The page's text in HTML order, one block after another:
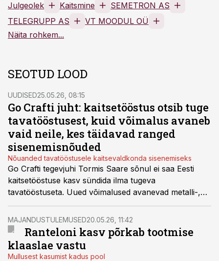
Julgeolek
Kaitsmine
SEMETRON AS
TELEGRUPP AS
VT MOODUL OÜ
Näita rohkem...
SEOTUD LOOD
UUDISED25.05.26, 08:15
Go Crafti juht: kaitsetööstus otsib tuge
tavatööstusest, kuid võimalus avaneb
vaid neile, kes täidavad ranged
sisenemisnõuded
Nõuanded tavatööstusele kaitsevaldkonda sisenemiseks
Go Crafti tegevjuhi Tormis Saare sõnul ei saa Eesti
kaitsetööstuse kasv sündida ilma tugeva
tavatööstuseta. Uued võimalused avanevad metalli-,
masina-, elektroonika-, tekstiili- ja teistele
tööstusettevõtetele, kuid kaitseäri seab partneritele
tavalisest kõrgemad nõuded konfidentsiaalsusele,
tarnekindlusele, kvaliteedile ja küberturvalisusele.
MAJANDUSTULEMUSED20.05.26, 11:42
Ranteloni kasv põrkab tootmise
klaaslae vastu
Mullusest kasumist kadus pool